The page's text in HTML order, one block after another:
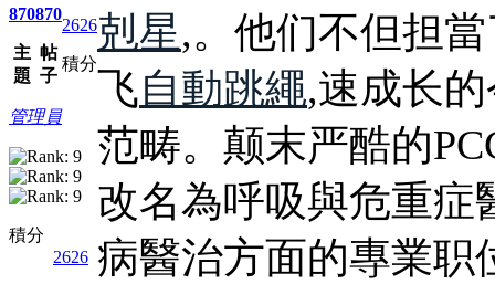
870
主
題
870
帖
子
2626
積分
管理員
積分
2626
剋星,。他们不但担
飞自動跳繩,速成长
范畴。颠末严酷的
改名為呼吸與危重症
病醫治方面的專業职